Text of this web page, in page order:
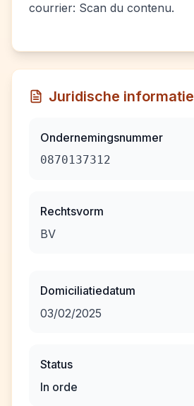
courrier: Scan du contenu.
Juridische informatie
Ondernemingsnummer
0870137312
Rechtsvorm
BV
Domiciliatiedatum
03/02/2025
Status
In orde